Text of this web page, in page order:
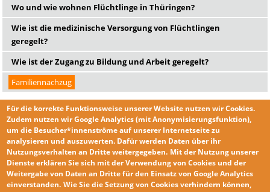
Wo und wie wohnen Flüchtlinge in Thüringen?
Wie ist die medizinische Versorgung von Flüchtlingen
geregelt?
Wie ist der Zugang zu Bildung und Arbeit geregelt?
Familiennachzug
KONTAKT
IMPRESSUM
DATENSCHUTZERKLÄRUNG
Für die korrekte Funktionsweise unserer Website nutzen wirCookies.
Zudem nutzen wirGoogle Analytics(mit Anonymisierungsfunktion),
um die Besucher*innenströme auf unserer Internetseite zu
analysieren und auszuwerten. Dafür werden Daten über ihr
Nutzungsverhalten an Dritte weitergegeben. Mit der Nutzung unserer
Dienste erklären Sie sich mit derVerwendung von Cookies und der
Weitergabe von Daten an Dritte für den Einsatz von Google Analytics
einverstanden. Wie Sie dieSetzung von Cookiesverhindern können,